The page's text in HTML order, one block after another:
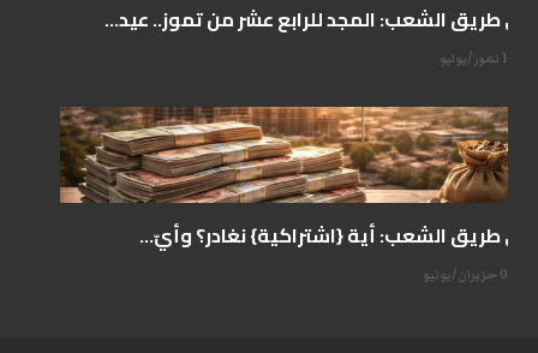
على طريق الشعب: المجد للرابع عشر من تموز.. عيد...
14 تموز/يوليو
على طريق الشعب: أية {اشتراكية} نغادر؟ وأيّ...
07 حزيران/يونيو